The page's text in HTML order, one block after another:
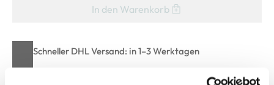
In den Warenkorb
Schneller DHL Versand: in 1–3 Werktagen